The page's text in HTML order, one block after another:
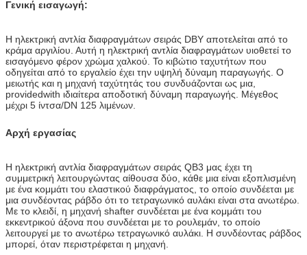
Γενική εισαγωγή:
Η ηλεκτρική αντλία διαφραγμάτων σειράς DBY αποτελείται από το
κράμα αργιλίου. Αυτή η ηλεκτρική αντλία διαφραγμάτων υιοθετεί το
εισαγόμενο φέρον χρώμα χαλκού. Το κιβώτιο ταχυτήτων που
οδηγείται από το εργαλείο έχει την υψηλή δύναμη παραγωγής. Ο
μειωτής και η μηχανή ταχύτητάς του συνδυάζονται ως μια,
providedwith ιδιαίτερα αποδοτική δύναμη παραγωγής. Μέγεθος
μέχρι 5 ίντσα/DN 125 λιμένων.
Αρχή εργασίας
Η ηλεκτρική αντλία διαφραγμάτων σειράς QB3 μας έχει τη
συμμετρική λειτουργώντας αίθουσα δύο, κάθε μια είναι εξοπλισμένη
με ένα κομμάτι του ελαστικού διαφράγματος, το οποίο συνδέεται με
μια συνδέοντας ράβδο ότι το τετραγωνικό αυλάκι είναι στα ανωτέρω.
Με το κλειδί, η μηχανή shafter συνδέεται με ένα κομμάτι του
εκκεντρικού άξονα που συνδέεται με το ρουλεμάν, το οποίο
λειτουργεί με το ανωτέρω τετραγωνικό αυλάκι. Η συνδέοντας ράβδος
μπορεί, όταν περιστρέφεται η μηχανή.